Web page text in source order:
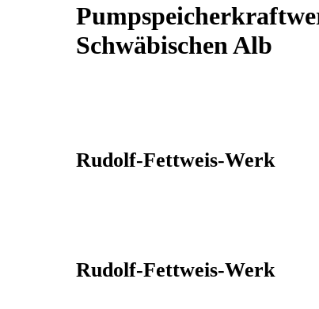
Schwäbischen Alb
Rudolf-Fettweis-Werk
Rudolf-Fettweis-Werk